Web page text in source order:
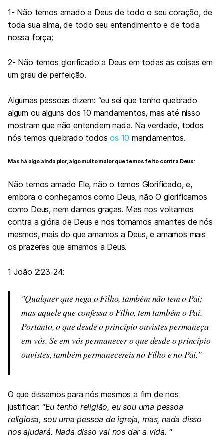
1- Não temos amado a Deus de todo o seu coração, de
toda sua alma, de todo seu entendimento e de toda
nossa força;
2- Não temos glorificado a Deus em todas as coisas em
um grau de perfeição.
Algumas pessoas dizem: “eu sei que tenho quebrado
algum ou alguns dos 10 mandamentos, mas até nisso
mostram que não entendem nada. Na verdade, todos
nós temos quebrado todosos 10 mandamentos.
Mas há algo ainda pior, algo muito maior que temos feito contra Deus:
Não temos amado Ele, não o temos Glorificado, e,
embora o conheçamos como Deus, não O glorificamos
como Deus, nem damos graças. Mas nos voltamos
contra a glória de Deus e nos tornamos amantes de nós
mesmos, mais do que amamos a Deus, e amamos mais
os prazeres que amamos a Deus.
1 João 2:23-24:
Qualquer que nega o Filho, também não tem o Pai;
mas aquele que confessa o Filho, tem também o Pai.
Portanto, o que desde o princípio ouvistes permaneça
em vós. Se em vós permanecer o que desde o princípio
ouvistes, também permanecereis no Filho e no Pai.
O que dissemos para nós mesmos a fim de nos
justificar: “Eu tenho religião, eu sou uma pessoa
religiosa, sou uma pessoa de igreja, mas, nada disso
nos ajudará. Nada disso vai nos dar a vida. “